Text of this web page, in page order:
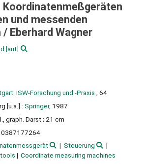
Koordinatenmeßgeräten
und messenden
/ Eberhard Wagner
[aut]
ISW-Forschung und -Praxis ; 64
[u.a.] : Springer, 1987
graph. Darst ; 21 cm
0387177264
Steuerung
Coordinate measuring machines